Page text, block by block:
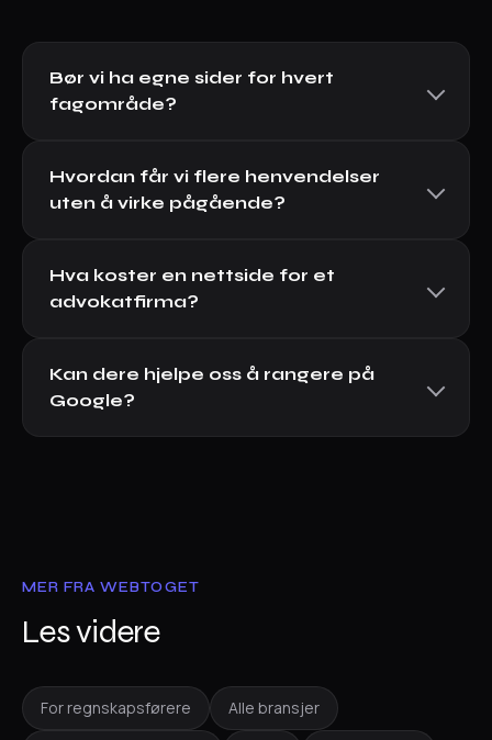
Bør vi ha egne sider for hvert
fagområde?
Hvordan får vi flere henvendelser
uten å virke pågående?
Hva koster en nettside for et
advokatfirma?
Kan dere hjelpe oss å rangere på
Google?
MER FRA WEBTOGET
Les videre
For regnskapsførere Alle bransjer